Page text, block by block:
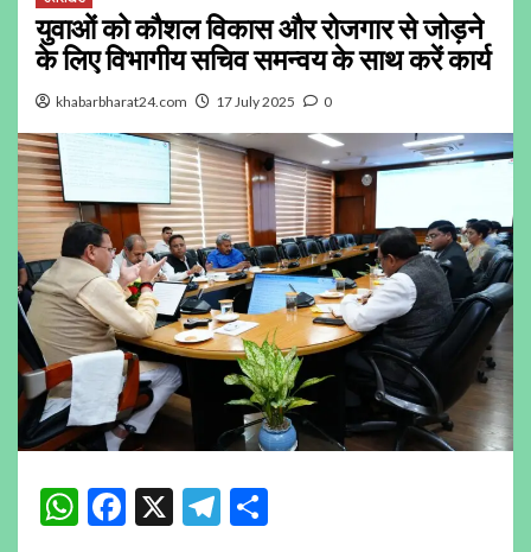
युवाओं को कौशल विकास और रोजगार से जोड़ने
के लिए विभागीय सचिव समन्वय के साथ करें कार्य
khabarbharat24.com 17 July 2025 0
WhatsApp
Facebook
X Telegram